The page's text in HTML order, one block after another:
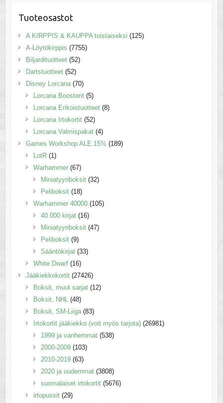
Tuoteosastot
A KIRPPIS & KAUPPA toistaiseksi (125)
A-Löytökirppis (7755)
Biljardituotteet (52)
Dartstuotteet (52)
Disney Lorcana (70)
Lorcana Boosterit (5)
Lorcana Erikoistuotteet (8)
Lorcana Irtokortit (52)
Lorcana Valmispakat (4)
Games Workshop ALE 15% (189)
LotR (1)
Warhammer (67)
Miniatyyriboksit (32)
Peliboksit (18)
Warhammer 40000 (105)
40 000 kirjat (16)
Miniatyyriboksit (47)
Peliboksit (9)
Sääntökirjat (33)
White Dwarf (16)
Jääkiekkokortit (27426)
Boksit, muut sarjat (12)
Boksit, NHL (48)
Boksit, SM-Liiga (83)
Irtokortit jääkiekko (voit myös tarjota) (26981)
1999 ja vanhemmat (538)
2000-2009 (103)
2010-2019 (63)
2020 ja uudemmat (3808)
suomalaiset irtokortit (5676)
irtopussit (29)